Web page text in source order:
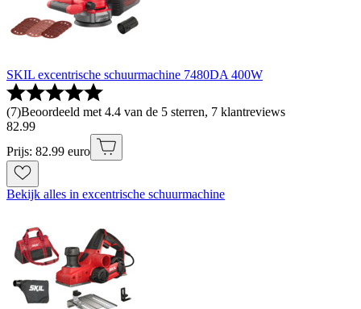
SKIL excentrische schuurmachine 7480DA 400W
(7)Beoordeeld met 4.4 van de 5 sterren, 7 klantreviews
82.99
Prijs: 82.99 euro
Bekijk alles in excentrische schuurmachine